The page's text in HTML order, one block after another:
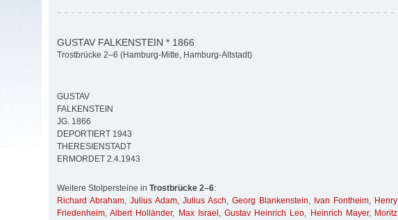
GUSTAV FALKENSTEIN * 1866
Trostbrücke 2–6 (Hamburg-Mitte, Hamburg-Altstadt)
GUSTAV
FALKENSTEIN
JG. 1866
DEPORTIERT 1943
THERESIENSTADT
ERMORDET 2.4.1943
Weitere Stolpersteine in Trostbrücke 2–6:
Richard Abraham, Julius Adam, Julius Asch, Georg Blankenstein, Ivan Fontheim, Henry
Friedenheim,Albert Holländer, Max Israel ,Gustav Heinrich Leo, Heinrich Mayer, Moritz